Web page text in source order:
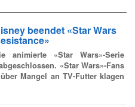
beendet «Star Wars
animierte «Star Wars»-Serie
«Star Wars»-Fans
Mangel an TV-Futter klagen